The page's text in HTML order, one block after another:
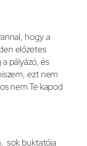
hogy a
előzetes
pályázó, és
ezt nem
nem Te kapod
sok buktatója